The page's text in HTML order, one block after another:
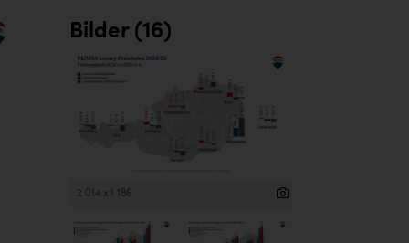
Bilder (16)
2 014 x 1 186